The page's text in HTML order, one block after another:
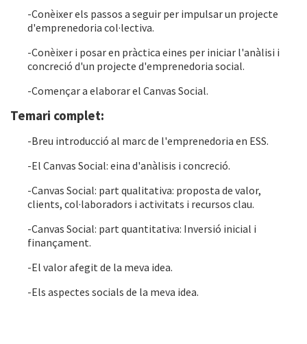
-Conèixer els passos a seguir per impulsar un projecte
d'emprenedoria col·lectiva.
-Conèixer i posar en pràctica eines per iniciar l'anàlisi i
concreció d'un projecte d'emprenedoria social.
-Començar a elaborar el Canvas Social.
Temari complet:
-Breu introducció al marc de l'emprenedoria en ESS.
-El Canvas Social: eina d'anàlisis i concreció.
-Canvas Social: part qualitativa: proposta de valor,
clients, col·laboradors i activitats i recursos clau.
-Canvas Social: part quantitativa: Inversió inicial i
finançament.
-El valor afegit de la meva idea.
-Els aspectes socials de la meva idea.